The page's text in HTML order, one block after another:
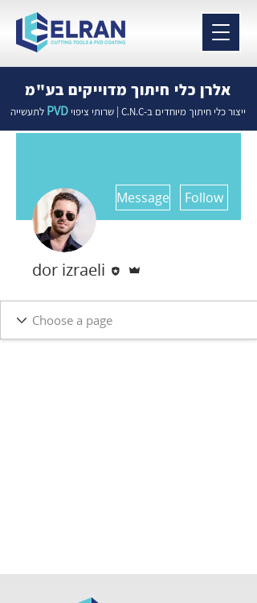
אלרן כלי חיתוך מדוייקים בע"מ
ייצור כלי חיתוך מיוחדים ב-C.N.C | שרותי ציפוי PVD לתעשייה
Message Follow
dor izraeli